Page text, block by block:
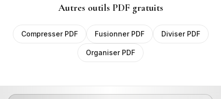
Autres outils PDF gratuits
Compresser PDF Fusionner PDF Diviser PDF
Organiser PDF